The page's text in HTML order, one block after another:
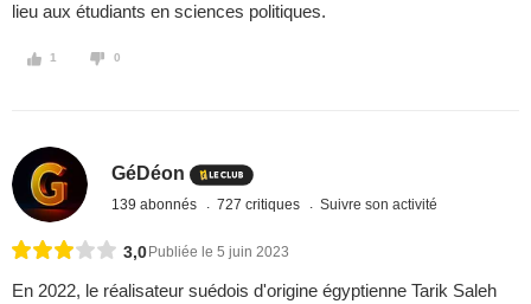
lieu aux étudiants en sciences politiques.
1 0
GéDéon
139 abonnés 727 critiques Suivre son activité
3,0 Publiée le 5 juin 2023
En 2022, le réalisateur suédois d'origine égyptienne Tarik Saleh